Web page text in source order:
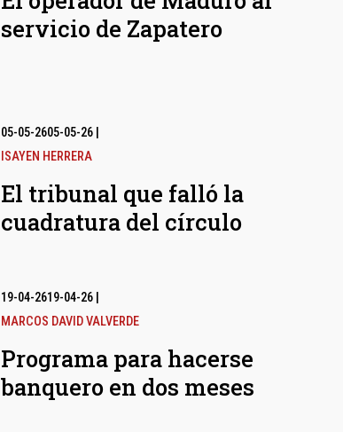
servicio de Zapatero
05-05-2605-05-26
ISAYEN HERRERA
El tribunal que falló la
cuadratura del círculo
19-04-2619-04-26
MARCOS DAVID VALVERDE
Programa para hacerse
banquero en dos meses